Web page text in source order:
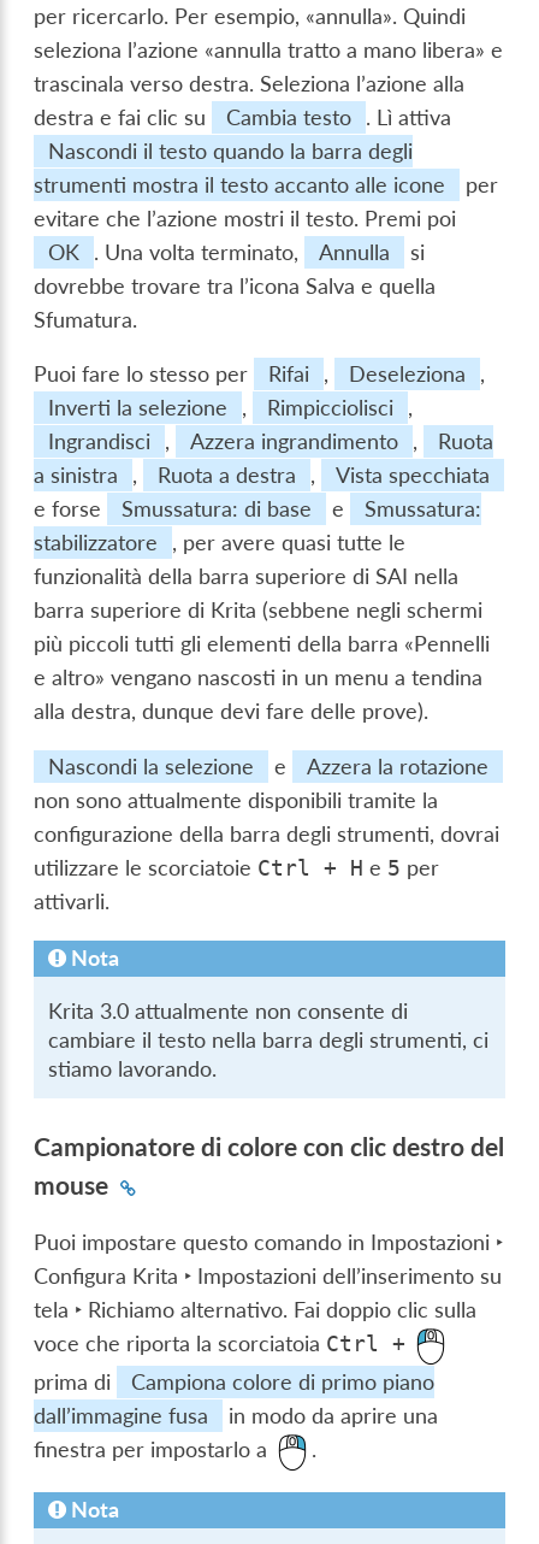
per ricercarlo. Per esempio, «annulla». Quindi
seleziona l’azione «annulla tratto a mano libera» e
trascinala verso destra. Seleziona l’azione alla
destra e fai clic su
Cambia testo
. Lì attiva
Nascondi il testo quando la barra degli
strumenti mostra il testo accanto alle icone
per
evitare che l’azione mostri il testo. Premi poi
OK
. Una volta terminato, Annulla
si
dovrebbe trovare tra l’icona Salva e quella
Sfumatura.
Puoi fare lo stesso per Rifai , Deseleziona
,
Inverti la selezione
, Rimpicciolisci
,
Ingrandisci
, Azzera ingrandimento ,
Ruota
a sinistra
, Ruota a destra ,
Vista specchiata
e forse
Smussatura: di base e
Smussatura:
stabilizzatore
, per avere quasi tutte le
funzionalità della barra superiore di SAI nella
barra superiore di Krita (sebbene negli schermi
più piccoli tutti gli elementi della barra «Pennelli
e altro» vengano nascosti in un menu a tendina
alla destra, dunque devi fare delle prove).
Nascondi la selezione e
Azzera la rotazione
non sono attualmente disponibili tramite la
configurazione della barra degli strumenti, dovrai
utilizzare le scorciatoie Ctrl + H e 5 per
attivarli.
Nota
Krita 3.0 attualmente non consente di
cambiare il testo nella barra degli strumenti, ci
stiamo lavorando.
Campionatore di colore con clic destro del
mouse
Puoi impostare questo comando in Impostazioni ‣
Configura Krita ‣ Impostazioni dell’inserimento su
tela ‣ Richiamo alternativo. Fai doppio clic sulla
voce che riporta la scorciatoia Ctrl +
prima di
Campiona colore di primo piano
dall’immagine fusa
in modo da aprire una
finestra per impostarlo a
.
Nota